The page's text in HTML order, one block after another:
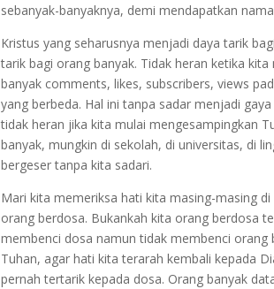
sebanyak-banyaknya, demi mendapatkan
Kristus yang seharusnya menjadi daya tarik
tarik bagi orang banyak. Tidak heran ketika
banyak comments, likes, subscribers, views
yang berbeda. Hal ini tanpa sadar menjadi
tidak heran jika kita mulai mengesampingkan
banyak, mungkin di sekolah, di universitas, di
bergeser tanpa kita sadari.
Mari kita memeriksa hati kita masing-masing
orang berdosa. Bukankah kita orang berdosa
membenci dosa namun tidak membenci
Tuhan, agar hati kita terarah kembali kepada
pernah tertarik kepada dosa. Orang banyak